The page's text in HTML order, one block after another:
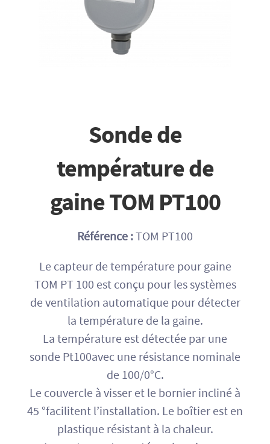
Sonde de
température de
gaine TOM PT100
Référence :TOM PT100
Le capteur de température pour gaine
TOM PT 100 est conçu pour les systèmes
de ventilation automatique pour détecter
la température de la gaine.
La température est détectée par une
sonde Pt100avec une résistance nominale
de 100/0°C.
Le couvercle à visser et le bornier incliné à
45 °facilitent l’installation. Le boîtier est en
plastique résistant à la chaleur.